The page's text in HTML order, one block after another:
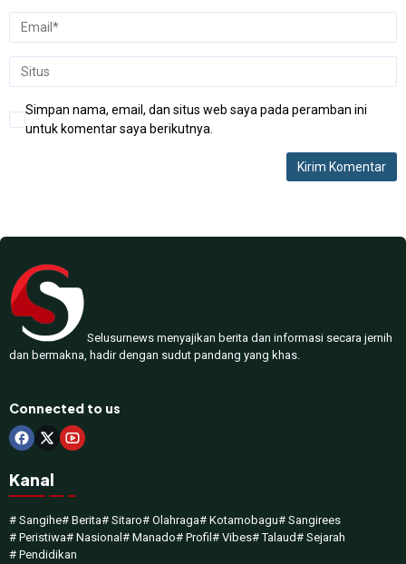
Simpan nama, email, dan situs web saya pada peramban ini
untuk komentar saya berikutnya.
Selusurnews menyajikan berita dan informasi secara jernih
dan bermakna, hadir dengan sudut pandang yang khas.
Connected to us
Kanal
# Sangihe# Berita# Sitaro# Olahraga# Kotamobagu# Sangirees
# Peristiwa# Nasional # Manado# Profil # Vibes# Talaud# Sejarah
# Pendidikan